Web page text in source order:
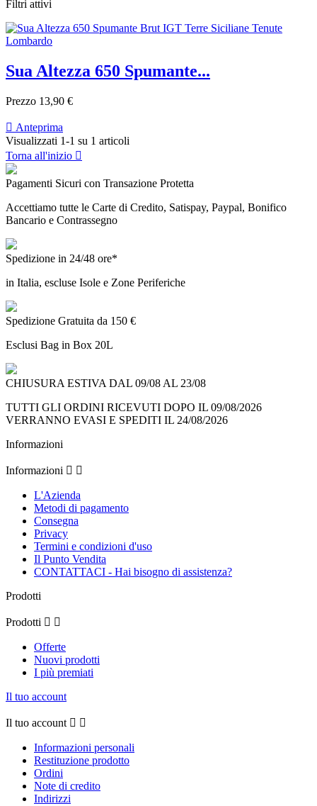
Filtri attivi
Sua Altezza 650 Spumante...
Prezzo 13,90 €
 Anteprima
Visualizzati 1-1 su 1 articoli
Torna all'inizio 
Pagamenti Sicuri con Transazione Protetta
Accettiamo tutte le Carte di Credito, Satispay, Paypal, Bonifico
Bancario e Contrassegno
Spedizione in 24/48 ore*
in Italia, escluse Isole e Zone Periferiche
Spedizione Gratuita da 150 €
Esclusi Bag in Box 20L
CHIUSURA ESTIVA DAL 09/08 AL 23/08
TUTTI GLI ORDINI RICEVUTI DOPO IL 09/08/2026
VERRANNO EVASI E SPEDITI IL 24/08/2026
Informazioni
Informazioni  
L'Azienda
Metodi di pagamento
Consegna
Privacy
Termini e condizioni d'uso
Il Punto Vendita
CONTATTACI - Hai bisogno di assistenza?
Prodotti
Prodotti  
Offerte
Nuovi prodotti
I più premiati
Il tuo account
Il tuo account  
Informazioni personali
Restituzione prodotto
Ordini
Note di credito
Indirizzi